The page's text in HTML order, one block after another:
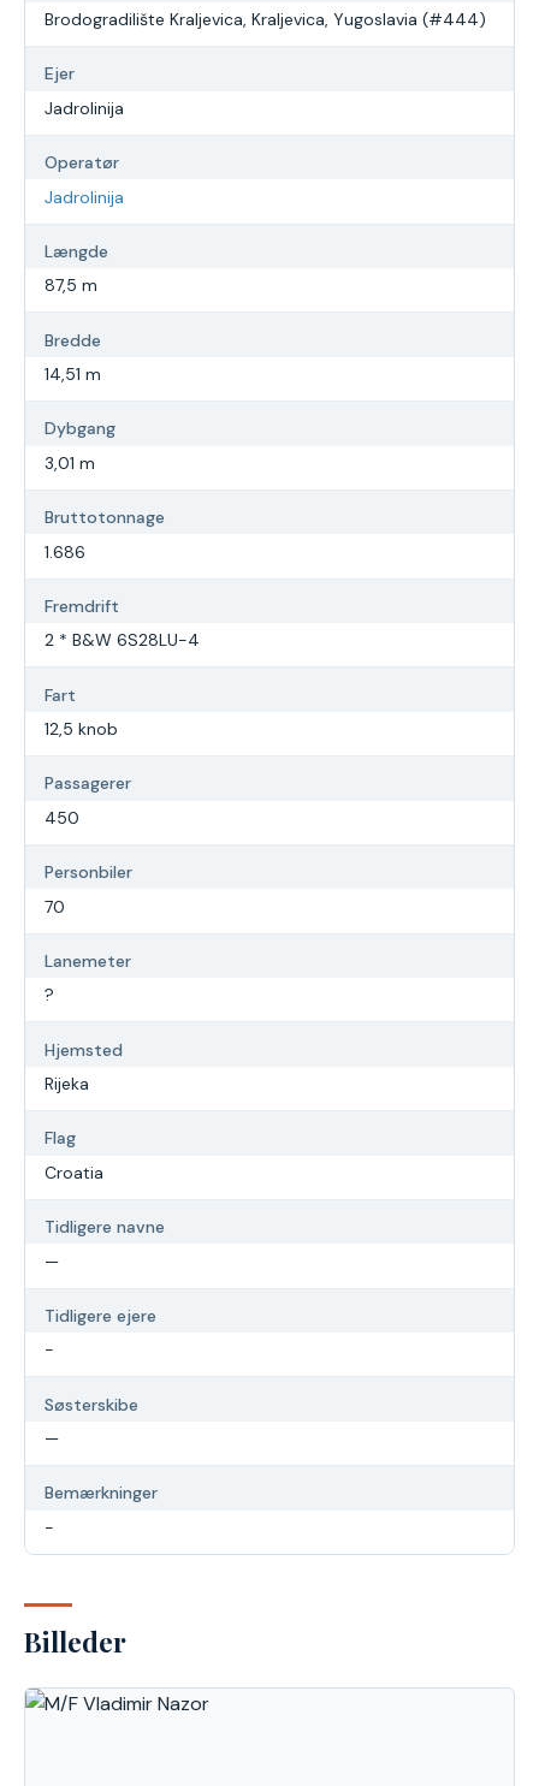
Brodogradilište Kraljevica, Kraljevica, Yugoslavia (#444)
Ejer
Jadrolinija
Operatør
Jadrolinija
Længde
87,5 m
Bredde
14,51 m
Dybgang
3,01 m
Bruttotonnage
1.686
Fremdrift
2 * B&W 6S28LU-4
Fart
12,5 knob
Passagerer
450
Personbiler
70
Lanemeter
?
Hjemsted
Rijeka
Flag
Croatia
Tidligere navne
—
Tidligere ejere
-
Søsterskibe
—
Bemærkninger
-
Billeder